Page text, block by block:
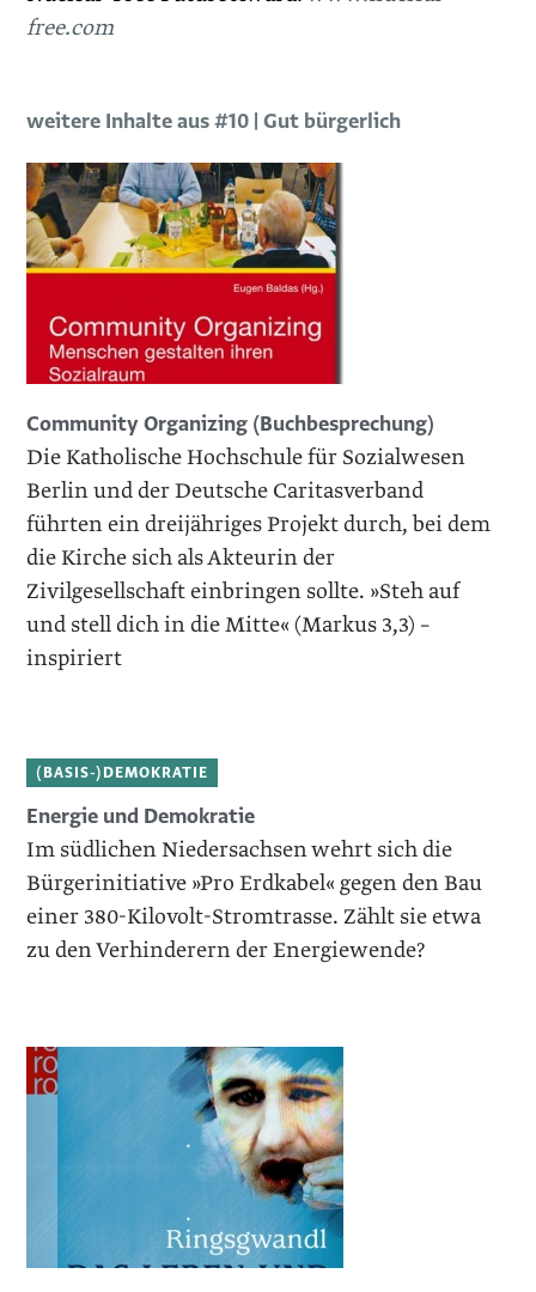
free.com
weitere Inhalte aus #10 | Gut bürgerlich
Community Organizing (Buchbesprechung)
Die Katholische Hochschule für Sozialwesen
Berlin und der Deutsche Caritasverband
führten ein dreijähriges Projekt durch, bei dem
die Kirche sich als Akteurin der
Zivilgesellschaft einbringen sollte. »Steh auf
und stell dich in die Mitte« (Markus 3,3) –
inspiriert
(BASIS-)DEMOKRATIE
Energie und Demokratie
Im südlichen Niedersachsen wehrt sich die
Bürgerinitiative »Pro Erdkabel« gegen den Bau
einer 380-Kilovolt-Stromtrasse. Zählt sie etwa
zu den Verhinderern der Energiewende?